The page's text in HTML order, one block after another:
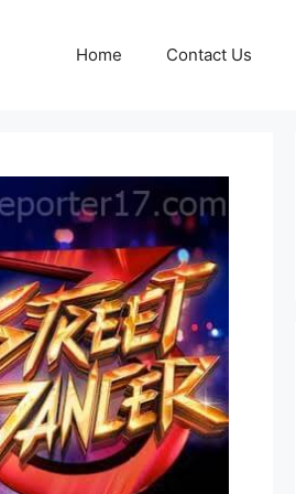
Home Contact Us